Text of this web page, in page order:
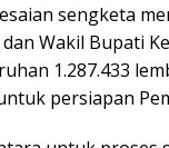
sengketa
Wakil Bupati
1.287.433
persiapan